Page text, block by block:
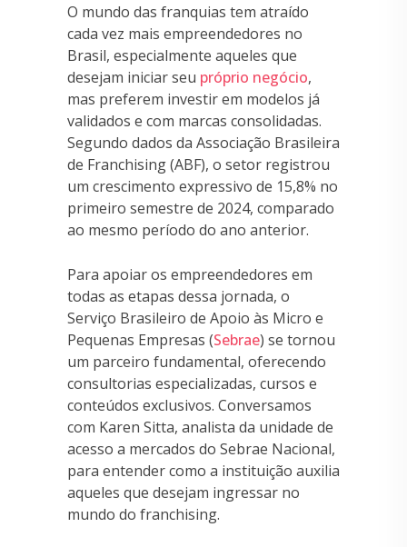
O mundo das franquias tem atraído
cada vez mais empreendedores no
Brasil, especialmente aqueles que
desejam iniciar seu próprio negócio,
mas preferem investir em modelos já
validados e com marcas consolidadas.
Segundo dados da Associação Brasileira
de Franchising (ABF), o setor registrou
um crescimento expressivo de 15,8% no
primeiro semestre de 2024, comparado
ao mesmo período do ano anterior.
Para apoiar os empreendedores em
todas as etapas dessa jornada, o
Serviço Brasileiro de Apoio às Micro e
Pequenas Empresas (Sebrae) se tornou
um parceiro fundamental, oferecendo
consultorias especializadas, cursos e
conteúdos exclusivos. Conversamos
com Karen Sitta, analista da unidade de
acesso a mercados do Sebrae Nacional,
para entender como a instituição auxilia
aqueles que desejam ingressar no
mundo do franchising.